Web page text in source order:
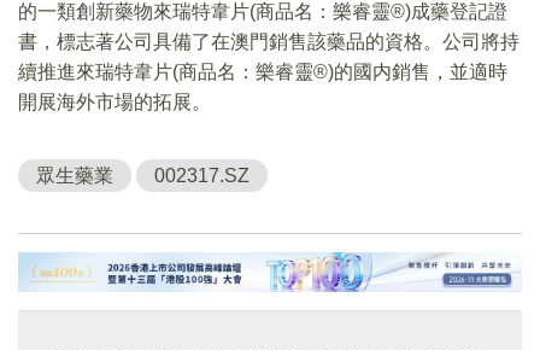
的一類創新藥物來瑞特韋片(商品名：樂睿靈®)成藥登記證
書，標志著公司具備了在澳門銷售該藥品的資格。公司將持
續推進來瑞特韋片(商品名：樂睿靈®)的國内銷售，並適時
開展海外市場的拓展。
眾生藥業 002317.SZ